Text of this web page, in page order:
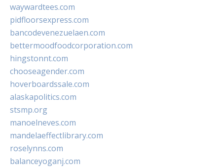
waywardtees.com
pidfloorsexpress.com
bancodevenezuelaen.com
bettermoodfoodcorporation.com
hingstonnt.com
chooseagender.com
hoverboardssale.com
alaskapolitics.com
stsmp.org
manoelneves.com
mandelaeffectlibrary.com
roselynns.com
balanceyoganj.com